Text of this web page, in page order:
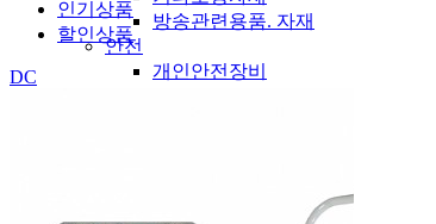
방송관련용품. 자재
안전
개인안전장비
인기상품
할인상품
DC